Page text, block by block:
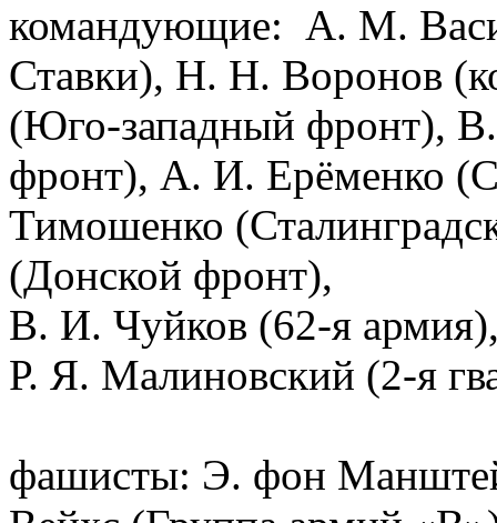
командующие: А. М.
Ставки), Н. Н. Воронов
(Юго-западный фронт),
фронт), А. И. Ерёменко
Тимошенко
(Донской фронт),
В. И. Чуйков (62-я
Р. Я. Малиновский (2-я
фашисты: Э. фон